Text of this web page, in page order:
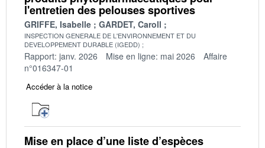
l'entretien des pelouses sportives
GRIFFE, Isabelle GARDET, Caroll
INSPECTION GENERALE DE L'ENVIRONNEMENT ET DU
DEVELOPPEMENT DURABLE (IGEDD)
Rapport: janv. 2026 Mise en ligne: mai 2026
Affaire
n°016347-01
Accéder à la notice
Mise en place d’une liste d’espèces